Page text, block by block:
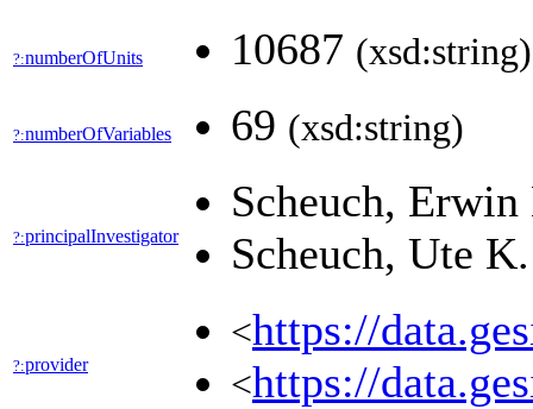
?:numberOfUnits 10687 (xsd:string)
?:numberOfVariables 69 (xsd:string)
?:principalInvestigator
Scheuch,
Scheuch, Ute
?:provider
<https://
<https://